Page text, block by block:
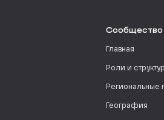
Сообщество
Главная
Роли и
Региональные
География